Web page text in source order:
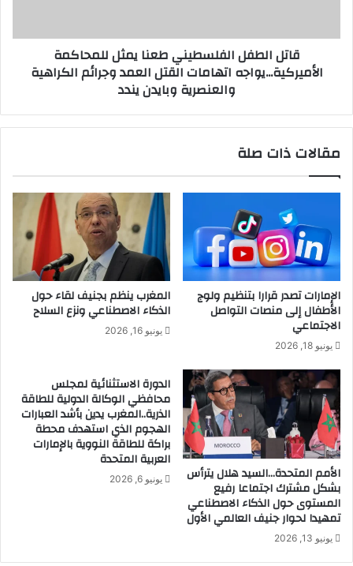
القتل
وجرائم
وبايدن
قاتل الطفل الفلسطيني طعنا يمثل للمحاكمة
الأميركية...يواجه اتهامات القتل العمد وجرائم الكراهية
والعنصرية وبايدن يندد
مقالات ذات صلة
الإمارات تصدر قرارا بتنظيم ولوج
الأطفال إلى منصات التواصل
الاجتماعي
يونيو 18, 2026
المغرب ينظم بجنيف لقاء حول
الذكاء الاصطناعي ونزع السلاح
يونيو 16, 2026
الأمم المتحدة…السيد هلال يترأس
بشكل مشترك اجتماعا رفيع
المستوى حول الذكاء الاصطناعي
تمهيدا لحوار جنيف العالمي الأول
يونيو 13, 2026
الدورة الاستثنائية لمجلس
محافظي الوكالة الدولية للطاقة
الذرية..المغرب يدين بأشد العبارات
الهجوم الذي استهدف محطة
براكة للطاقة النووية بالإمارات
العربية المتحدة
يونيو 6, 2026